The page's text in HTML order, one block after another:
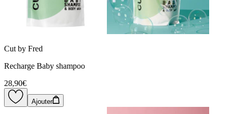
Cut by Fred
Recharge Baby shampoo
28,90€
Ajouter